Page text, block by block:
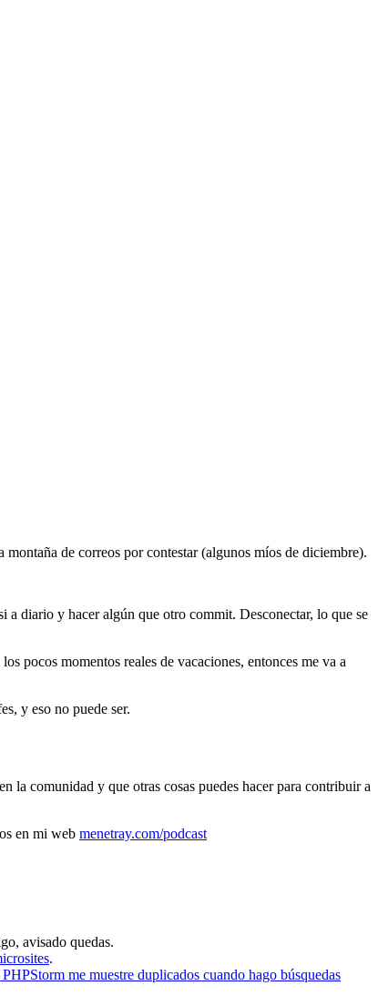
de correos por contestar (algunos míos de diciembre).
a diario y hacer algún que otro commit. Desconectar, lo que se
pocos momentos reales de vacaciones, entonces me va a
y eso no puede ser.
la comunidad y que otras cosas puedes hacer para contribuir a
en mi web menetray.com/podcast
avisado quedas.
.
me muestre duplicados cuando hago búsquedas